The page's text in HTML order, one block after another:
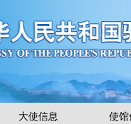
大使信息 使馆